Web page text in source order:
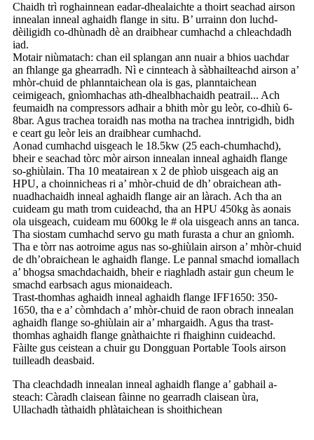
Chaidh trì roghainnean eadar-dhealaichte a thoirt seachad airson
innealan inneal aghaidh flange in situ. B’ urrainn don luchd-
dèiligidh co-dhùnadh dè an draibhear cumhachd a chleachdadh
iad.
Motair niùmatach: chan eil splangan ann nuair a bhios uachdar
an fhlange ga ghearradh. Nì e cinnteach à sàbhailteachd airson a’
mhòr-chuid de phlanntaichean ola is gas, planntaichean
ceimigeach, gnìomhachas ath-dhealbhachaidh peatrail... Ach
feumaidh na compressors adhair a bhith mòr gu leòr, co-dhiù 6-
8bar. Agus trachea toraidh nas motha na trachea inntrigidh, bidh
e ceart gu leòr leis an draibhear cumhachd.
Aonad cumhachd uisgeach le 18.5kw (25 each-chumhachd),
bheir e seachad tòrc mòr airson innealan inneal aghaidh flange
so-ghiùlain. Tha 10 meatairean x 2 de phìob uisgeach aig an
HPU, a choinnicheas ri a’ mhòr-chuid de dh’ obraichean ath-
nuadhachaidh inneal aghaidh flange air an làrach. Ach tha an
cuideam gu math trom cuideachd, tha an HPU 450kg às aonais
ola uisgeach, cuideam mu 600kg le # ola uisgeach anns an tanca.
Tha siostam cumhachd servo gu math furasta a chur an gnìomh.
Tha e tòrr nas aotroime agus nas so-ghiùlain airson a’ mhòr-chuid
de dh’obraichean le aghaidh flange. Le pannal smachd iomallach
a’ bhogsa smachdachaidh, bheir e riaghladh astair gun cheum le
smachd earbsach agus mionaideach.
Trast-thomhas aghaidh inneal aghaidh flange IFF1650: 350-
1650, tha e a’ còmhdach a’ mhòr-chuid de raon obrach innealan
aghaidh flange so-ghiùlain air a’ mhargaidh. Agus tha trast-
thomhas aghaidh flange gnàthaichte ri fhaighinn cuideachd.
Fàilte gus ceistean a chuir gu Dongguan Portable Tools airson
tuilleadh deasbaid.
Tha cleachdadh innealan inneal aghaidh flange a’ gabhail a-
steach: Càradh claisean fàinne no gearradh claisean ùra,
Ullachadh tàthaidh phlàtaichean is shoithichean